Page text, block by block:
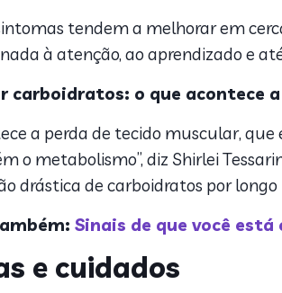
tendem a melhorar em
à atenção, ao aprendizado e
carboidratos: o que acontece
a perda de tecido muscular,
o metabolismo”, diz Shirlei
drástica de carboidratos por longo
Sinais de que você
e cuidados